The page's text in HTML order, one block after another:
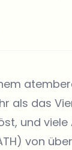
als das
und
von